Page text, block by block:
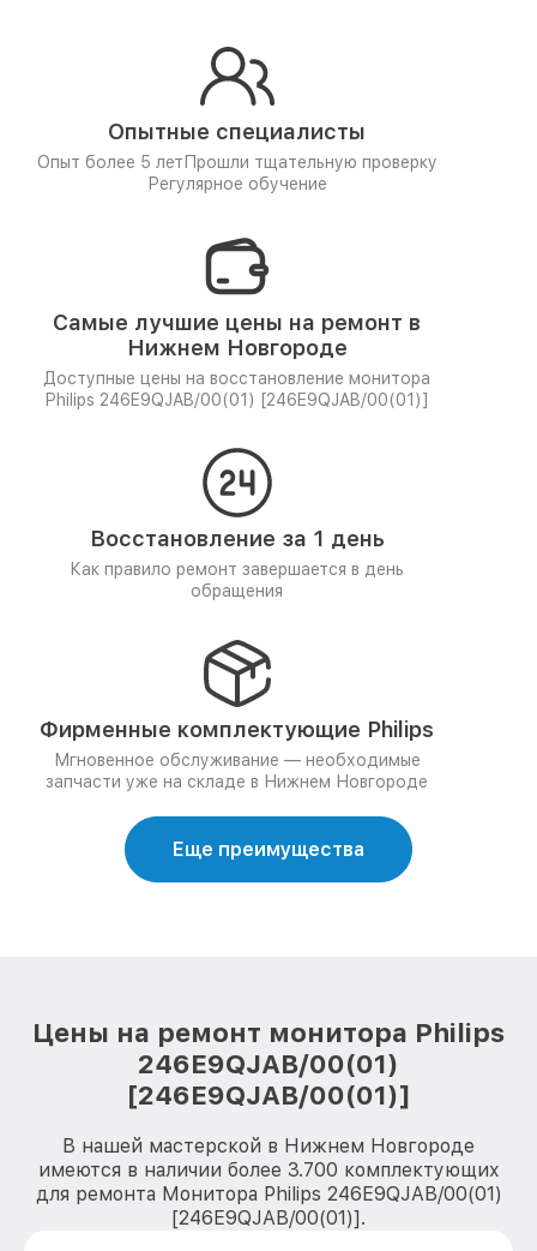
Опытные специалисты
Опыт более 5 лет Прошли тщательную проверку
Регулярное обучение
Самые лучшие цены на ремонт в
Нижнем Новгороде
Доступные цены на восстановление монитора
Philips 246E9QJAB/00(01) [246E9QJAB/00(01)]
Восстановление за 1 день
Как правило ремонт завершается в день
обращения
Фирменные комплектующие Philips
Мгновенное обслуживание — необходимые
запчасти уже на складе в Нижнем Новгороде
Еще преимущества
Цены на ремонт монитора Philips
246E9QJAB/00(01)
[246E9QJAB/00(01)]
В нашей мастерской в Нижнем Новгороде
имеются в наличии более 3.700 комплектующих
для ремонта Монитора Philips 246E9QJAB/00(01)
[246E9QJAB/00(01)].